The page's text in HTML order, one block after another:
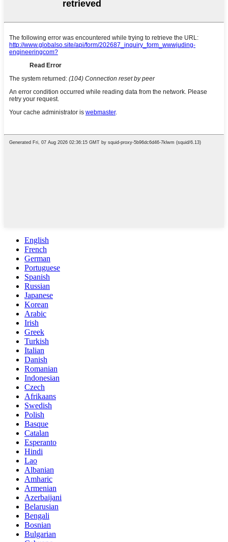
English
French
German
Portuguese
Spanish
Russian
Japanese
Korean
Arabic
Irish
Greek
Turkish
Italian
Danish
Romanian
Indonesian
Czech
Afrikaans
Swedish
Polish
Basque
Catalan
Esperanto
Hindi
Lao
Albanian
Amharic
Armenian
Azerbaijani
Belarusian
Bengali
Bosnian
Bulgarian